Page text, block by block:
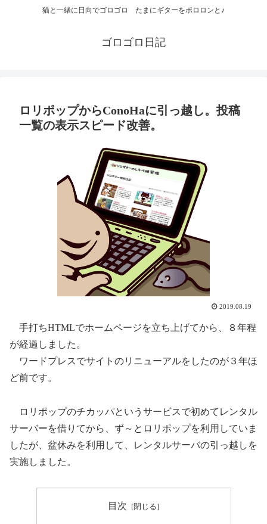
猫と一緒に日向でゴロゴロ たまにギターをポロロンと♪
ゴロゴロ日記
ロリポップからConoHaに引っ越し。投稿
一覧の表示スピード改善。
2019.08.19
手打ちHTMLでホームページを立ち上げてから、８年程
が経過しました。
ワードプレスでサイトのリニューアルをしたのが３年ほ
ど前です。
ロリポップのチカッパというサービスで初めてレンタル
サーバーを借りてから、ず～とロリポップを利用していま
したが、盆休みを利用して、レンタルサーバの引っ越しを
実施しました。
目次